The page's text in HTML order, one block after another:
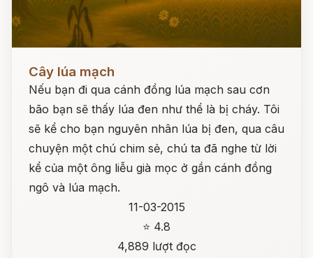
Cây lúa mạch
Nếu bạn đi qua cánh đồng lúa mạch sau cơn
bão bạn sẽ thấy lúa đen như thể là bị cháy. Tôi
sẽ kể cho bạn nguyên nhân lúa bị đen, qua câu
chuyện một chú chim sẻ, chú ta đã nghe từ lời
kể của một ông liễu già mọc ở gần cánh đồng
ngô và lúa mạch.
11-03-2015
⭐ 4.8
4,889 lượt đọc